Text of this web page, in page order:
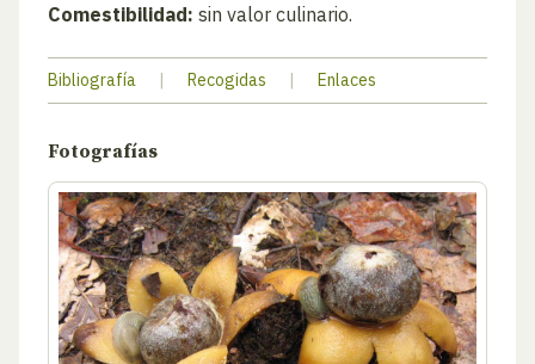
Comestibilidad: sin valor culinario.
Bibliografía | Recogidas | Enlaces
Fotografías